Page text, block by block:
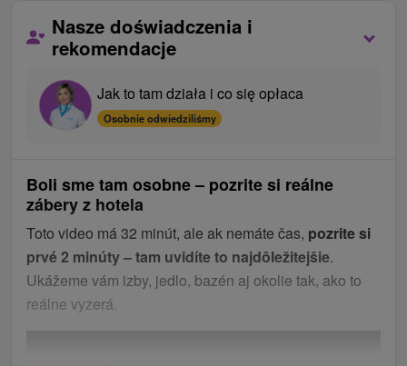
Nasze doświadczenia i
rekomendacje
Jak to tam działa i co się opłaca
Osobnie odwiedziliśmy
Boli sme tam osobne – pozrite si reálne
zábery z hotela
Toto video má 32 minút, ale ak nemáte čas, pozrite si
prvé 2 minúty – tam uvidíte to najdôležitejšie.
Ukážeme vám izby, jedlo, bazén aj okolie tak, ako to
reálne vyzerá.